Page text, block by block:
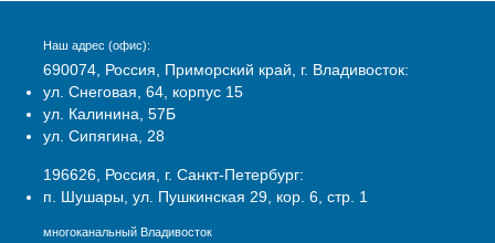
Наш адрес (офис):
690074, Россия, Приморский край, г. Владивосток:
ул. Снеговая, 64, корпус 15
ул. Калинина, 57Б
ул. Сипягина, 28
196626, Россия, г. Санкт-Петербург:
п. Шушары, ул. Пушкинская 29, кор. 6, стр. 1
многоканальный Владивосток